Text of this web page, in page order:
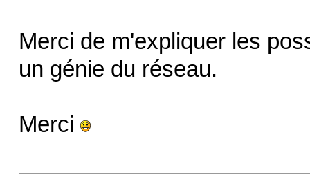
Merci de m'expliquer les
un génie du réseau.
Merci